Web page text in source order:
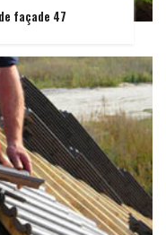
façade 47